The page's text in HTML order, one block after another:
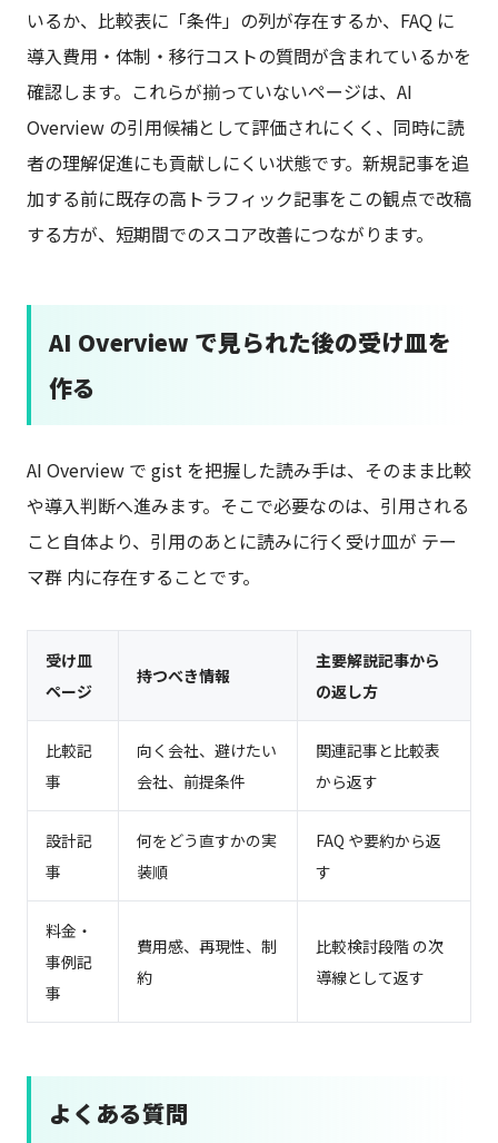
いるか、比較表に「条件」の列が存在するか、FAQ に
導入費用・体制・移行コストの質問が含まれているかを
確認します。これらが揃っていないページは、AI
Overview の引用候補として評価されにくく、同時に読
者の理解促進にも貢献しにくい状態です。新規記事を追
加する前に既存の高トラフィック記事をこの観点で改稿
する方が、短期間でのスコア改善につながります。
AI Overview で見られた後の受け皿を
作る
AI Overview で gist を把握した読み手は、そのまま比較
や導入判断へ進みます。そこで必要なのは、引用される
こと自体より、引用のあとに読みに行く受け皿が テー
マ群 内に存在することです。
受け皿
ページ
持つべき情報
主要解説記事から
の返し方
比較記
事
向く会社、避けたい
会社、前提条件
関連記事と比較表
から返す
設計記
事
何をどう直すかの実
装順
FAQ や要約から返
す
料金・
事例記
事
費用感、再現性、制
約
比較検討段階 の次
導線として返す
よくある質問